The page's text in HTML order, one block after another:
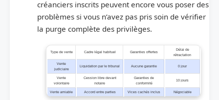
créanciers inscrits peuvent encore vous poser des
problèmes si vous n’avez pas pris soin de vérifier
la purge complète des privilèges.
Type de vente Cadre légal habituel Garanties offertes
Délai de
rétractation
Vente
judiciaire
Liquidation par le tribunal Aucune garantie 0 jour
Vente
volontaire
Cession libre devant
notaire
Garanties de
conformité
10 jours
Vente amiable Accord entre parties Vices cachés inclus Négociable